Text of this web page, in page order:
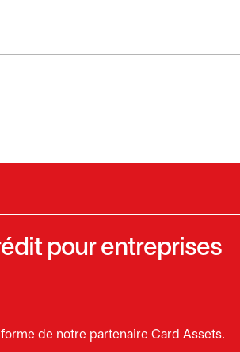
pour entreprises
de notre partenaire Card Assets.